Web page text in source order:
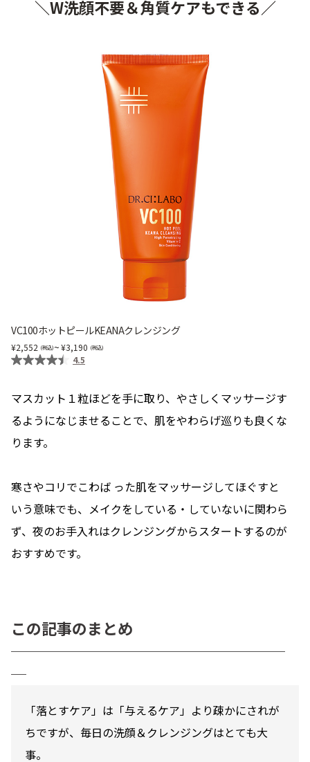
＼W洗顔不要＆角質ケアもできる／
VC100ホットピールKEANAクレンジング
2,552 ~ 3,190
4.5
マスカット１粒ほどを手に取り、やさしくマッサージす
るようになじませることで、肌をやわらげ巡りも良くな
ります。
寒さやコリでこわば った肌をマッサージしてほぐすと
いう意味でも、メイクをしている・していないに関わら
ず、夜のお手入れはクレンジングからスタートするのが
おすすめです。
この記事のまとめ
──────────────────
─
「落とすケア」は「与えるケア」より疎かにされが
ちですが、毎日の 洗顔＆クレンジングはとても大
事。